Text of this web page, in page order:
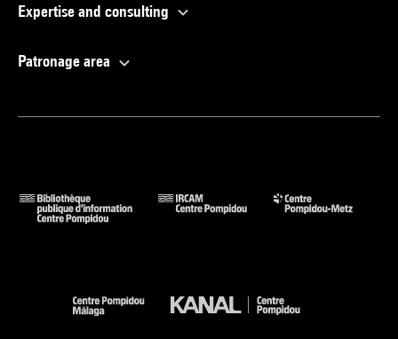
Expertise and consulting
Patronage area